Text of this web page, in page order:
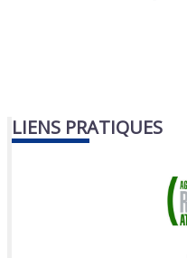
LIENS PRATIQUES